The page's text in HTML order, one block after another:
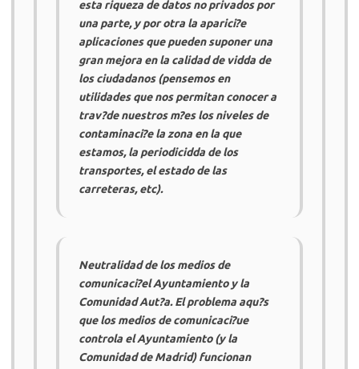
esta riqueza de datos no privados por
una parte, y por otra la aparici?e
aplicaciones que pueden suponer una
gran mejora en la calidad de vidda de
los ciudadanos (pensemos en
utilidades que nos permitan conocer a
trav?de nuestros m?es los niveles de
contaminaci?e la zona en la que
estamos, la periodicidda de los
transportes, el estado de las
carreteras, etc).
Neutralidad de los medios de
comunicaci?el Ayuntamiento y la
Comunidad Aut?a. El problema aqu?s
que los medios de comunicaci?ue
controla el Ayuntamiento (y la
Comunidad de Madrid) funcionan